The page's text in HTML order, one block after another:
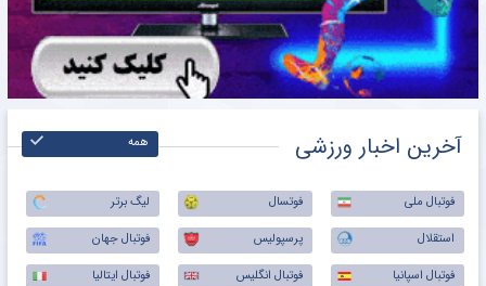
آخرین اخبار ورزشی همه
فوتبال ملی فوتسال
لیگ برتر
استقلال
پرسپولیس
فوتبال جهان
فوتبال اسپانیا
فوتبال انگلیس
فوتبال ایتالیا